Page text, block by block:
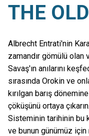
THE
Albrecht Entrati'nin
zamandır gömülü olan
Savaş'ın anılarını
sırasında Orokin ve
kırılgan barış
çöküşünü ortaya
Sisteminin tarihinin bu
ve bunun günümüz